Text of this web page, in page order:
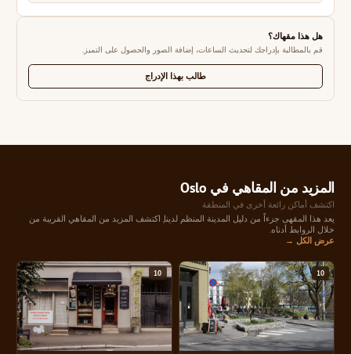
هل هذا مقهاك؟
قم بالمطالبة بإدراجك لتحديث الساعات، إضافة الصور والحصول على التميز.
طالب بهذا الإدراج
المزيد من المقاهي في Oslo
اكتشف أماكن رائعة أخرى في المنطقة
يعد هذا المقهى جزءاً من دليل المدينة المنظم لدينا, اكتشف المزيد من المقاهي القريبة من
خلال الروابط أدناه.
عرض الكل →
10
10